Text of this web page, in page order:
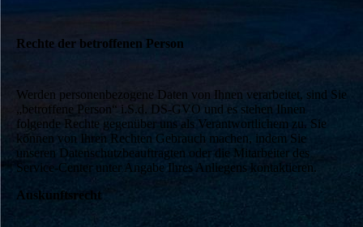
Rechte der betroffenen Person
Werden personenbezogene Daten von Ihnen verarbeitet, sind Sie
„betroffene Person“ i.S.d. DS-GVO und es stehen Ihnen
folgende Rechte gegenüber uns als Verantwortlichem zu. Sie
können von Ihren Rechten Gebrauch machen, indem Sie
unseren Datenschutzbeauftragten oder die Mitarbeiter des
Service-Center unter Angabe Ihres Anliegens kontaktieren.
Auskunftsrecht